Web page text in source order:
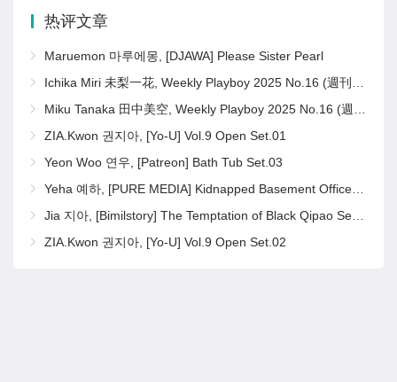
热评文章
Maruemon 마루에몽, [DJAWA] Please Sister Pearl
Ichika Miri 未梨一花, Weekly Playboy 2025 No.16 (週刊プレイボーイ 2025年16号)
Miku Tanaka 田中美空, Weekly Playboy 2025 No.16 (週刊プレイボーイ 2025年16号)
ZIA.Kwon 권지아, [Yo-U] Vol.9 Open Set.01
Yeon Woo 연우, [Patreon] Bath Tub Set.03
Yeha 예하, [PURE MEDIA] Kidnapped Basement Office Girl Set.02
Jia 지아, [Bimilstory] The Temptation of Black Qipao Set.02
ZIA.Kwon 권지아, [Yo-U] Vol.9 Open Set.02